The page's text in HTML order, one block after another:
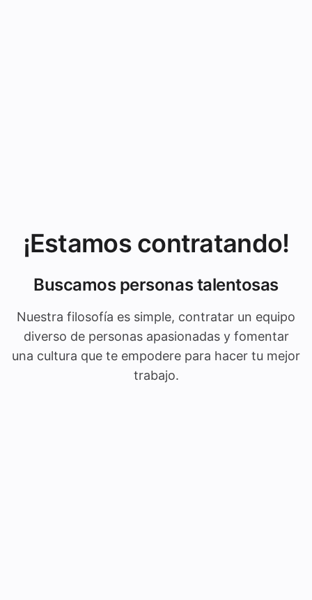
¡Estamos contratando!
Buscamos personas talentosas
Nuestra filosofía es simple, contratar un equipo
diverso de personas apasionadas y fomentar
una cultura que te empodere para hacer tu mejor
trabajo.